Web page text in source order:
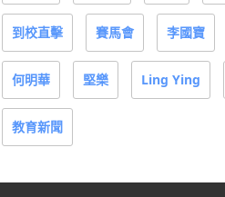
到校直擊 賽馬會 李國寶
何明華 堅樂 Ling Ying
教育新聞